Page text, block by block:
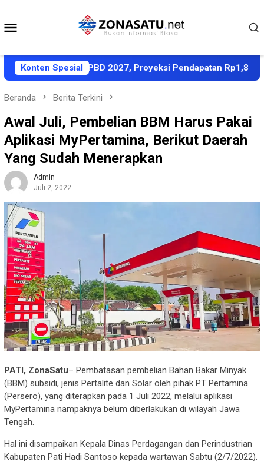
konten
Konten Spesial
KUA-PPAS APBD 2027, Proyeksi Pendapatan Rp1,8 Triliun
Beranda Berita Terkini
Awal Juli, Pembelian BBM Harus Pakai
Aplikasi MyPertamina, Berikut Daerah
Yang Sudah Menerapkan
Admin
Juli 2, 2022
PATI, ZonaSatu– Pembatasan pembelian Bahan Bakar Minyak
(BBM) subsidi, jenis Pertalite dan Solar oleh pihak PT Pertamina
(Persero), yang diterapkan pada 1 Juli 2022, melalui aplikasi
MyPertamina nampaknya belum diberlakukan di wilayah Jawa
Tengah.
Hal ini disampaikan Kepala Dinas Perdagangan dan Perindustrian
Kabupaten Pati Hadi Santoso kepada wartawan Sabtu (2/7/2022).